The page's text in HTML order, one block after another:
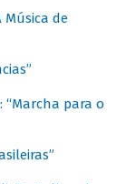
Música de
“Marcha para o